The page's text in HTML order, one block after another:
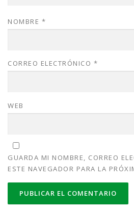
NOMBRE *
CORREO ELECTRÓNICO *
WEB
GUARDA MI NOMBRE, CORREO
ESTE NAVEGADOR PARA LA